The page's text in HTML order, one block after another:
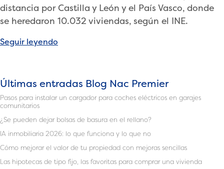
distancia por Castilla y León y el País Vasco, donde
se heredaron 10.032 viviendas, según el INE.
Seguir leyendo
hay
que
saber
la
herencia
de
viviendas»
Últimas entradas Blog Nac Premier
Pasos para instalar un cargador para coches eléctricos en garajes
comunitarios
¿Se pueden dejar bolsas de basura en el rellano?
IA inmobiliaria 2026: lo que funciona y lo que no
Cómo mejorar el valor de tu propiedad con mejoras sencillas
Las hipotecas de tipo fijo, las favoritas para comprar una vivienda